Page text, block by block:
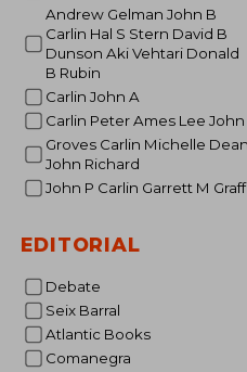
Andrew Gelman John B
Carlin Hal S Stern David B
Dunson Aki Vehtari Donald
B Rubin
Carlin John A
Carlin Peter Ames Lee John
Groves Carlin Michelle Dean
John Richard
John P Carlin Garrett M Graff
EDITORIAL
Debate
Seix Barral
Atlantic Books
Comanegra